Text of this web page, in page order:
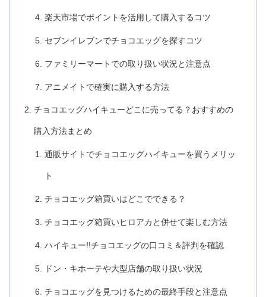
楽天市場でポイントを活用して購入するコツ
セブンイレブンでチョコエッグを探すコツ
ファミリーマートでの取り扱い状況と注意点
アニメイトで確実に購入する方法
チョコエッグハイキューどこに売ってる？おすすめの
購入方法まとめ
通販サイトでチョコエッグハイキューを買うメリッ
ト
チョコエッグ箱買いはどこでできる？
チョコエッグ箱買いヒロアカと併せて楽しむ方法
ハイキュー!!チョコエッグの口コミ＆評判を確認
ドン・キホーテや大型店舗の取り扱い状況
チョコエッグを見つけるための最終手段と注意点